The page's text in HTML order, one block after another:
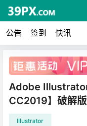
公告 签到 快讯
广告
Adobe
CC2019】破解
Illustrator